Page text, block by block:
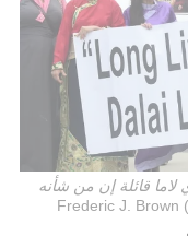
لاما قائلة إن من شأنه
Frederic J. Brown